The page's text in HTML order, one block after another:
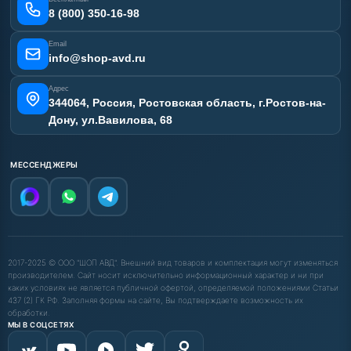
Карта сайта
8 (800) 350-16-98
Email
info@shop-avd.ru
Адрес
344064, Россия, Ростовская область, г.Ростов-на-
Дону, ул.Вавилова, 68
МЕССЕНДЖЕРЫ
2017-2025 © ООО "ШОП АВД". Внешний вид товаров и комплектация могут изменяться
производителем. Сайт носит исключительно информационный характер и ни при
каких условиях не является публичной офертой, определяемой положениями Статьи
437 (2) ГК РФ. Заполняя формы на сайте, Вы подтверждаете возможность их
обработки.
МЫ В СОЦСЕТЯХ